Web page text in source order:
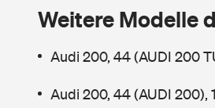
Weitere Modelle
Audi 200, 44 (AUDI 200
Audi 200, 44 (AUDI 200),